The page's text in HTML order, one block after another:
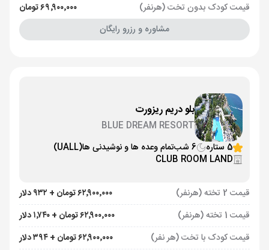
قیمت کودک بدون تخت (هرنفر)
۶۹٬۹۰۰٬۰۰۰ تومان
مشاوره و رزرو رایگان
بلو دریم ریزورت
BLUE DREAM RESORT
5 ستاره
6 شب تمام وعده ها و نوشیدنی ها(UALL)
CLUB ROOM LAND
قیمت 2 تخته (هرنفر)
۶۲٬۹۰۰٬۰۰۰ تومان + ۹۳۲ دلار
قیمت 1 تخته (هرنفر)
۶۲٬۹۰۰٬۰۰۰ تومان + ۱٬۷۴۰ دلار
قیمت کودک با تخت (هر نفر)
۶۲٬۹۰۰٬۰۰۰ تومان + ۳۹۴ دلار